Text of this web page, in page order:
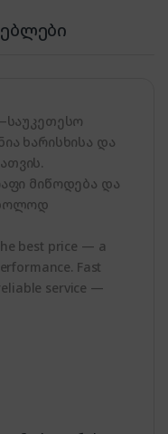
ხარისხისა და
მიწოდება და
best price — a
Fast
service —